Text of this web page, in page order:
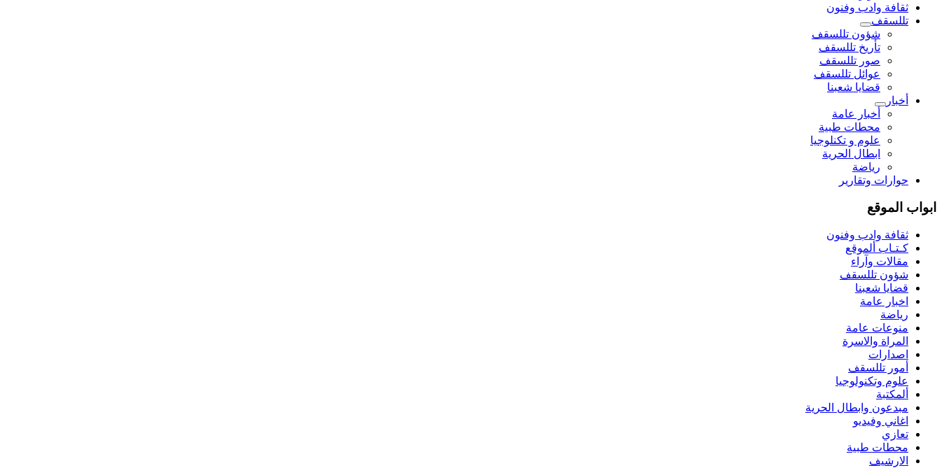
ثقافة وادب وفنون
تللسقف
شؤون تللسقف
تأريخ تللسقف
صور تللسقف
عوائل تللسقف
قضايا شعبنا
أخبار
أخبار عامة
محطات طبية
علوم و تکنلوجیا
ابطال الحرية
رياضة
حوارات وتقارير
ابواب الموقع
ثقافة وادب وفنون
كـتـاب ألموقع
مقالات وآراء
شؤون تللسقف
قضايا شعبنا
اخبار عامة
رياضة
منوعات عامة
المراة والاسرة
اصدارات
أمور تللسقف
علوم وتكنولوجيا
ألمكتبة
مبدعون وابطال الحرية
اغاني وفيديو
تعازي
محطات طبية
الارشيف